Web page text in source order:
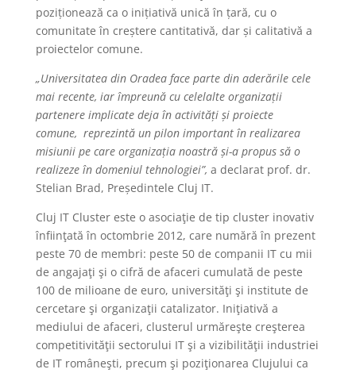
poziționează ca o inițiativă unică în țară, cu o
comunitate în creștere cantitativă, dar și calitativă a
proiectelor comune.
„Universitatea din Oradea face parte din aderările cele
mai recente, iar împreună cu celelalte organizații
partenere implicate deja în activități și proiecte
comune, reprezintă un pilon important în realizarea
misiunii pe care organizația noastră și-a propus să o
realizeze în domeniul tehnologiei”, a declarat prof. dr.
Stelian Brad, Președintele Cluj IT.
Cluj IT Cluster este o asociaţie de tip cluster inovativ
înfiinţată în octombrie 2012, care numără în prezent
peste 70 de membri: peste 50 de companii IT cu mii
de angajaţi şi o cifră de afaceri cumulată de peste
100 de milioane de euro, universităţi şi institute de
cercetare şi organizaţii catalizator. Iniţiativă a
mediului de afaceri, clusterul urmăreşte creşterea
competitivităţii sectorului IT şi a vizibilităţii industriei
de IT româneşti, precum şi poziţionarea Clujului ca